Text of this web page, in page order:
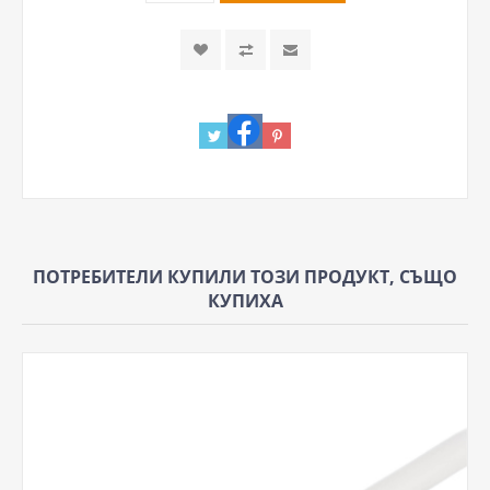
ПОТРЕБИТЕЛИ КУПИЛИ ТОЗИ ПРОДУКТ, СЪЩО
КУПИХА